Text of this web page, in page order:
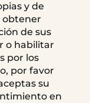
y de
obtener
de sus
o habilitar
por los
por favor
su
en